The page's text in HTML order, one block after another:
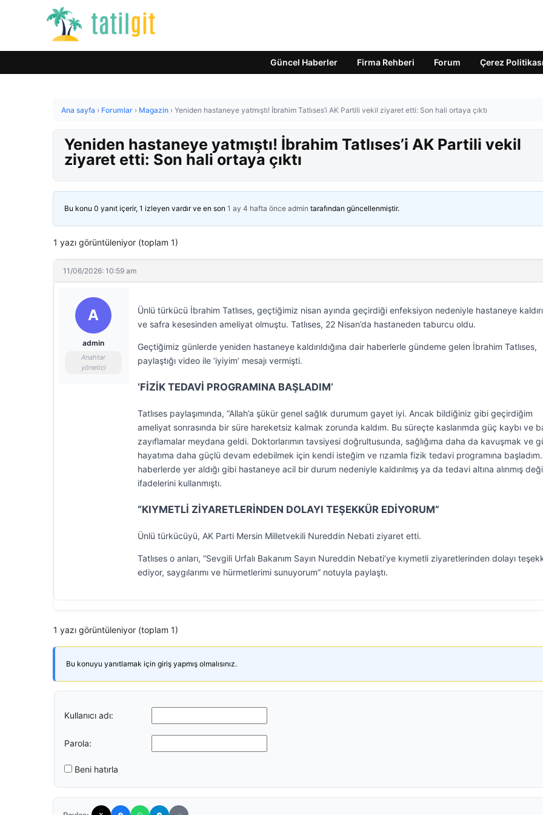
Güncel Haberler Firma Rehberi Forum Çerez Politikası
Ana sayfa › Forumlar › Magazin › Yeniden hastaneye yatmıştı! İbrahim Tatlıses’i AK Partili vekil ziyaret etti: Son hali ortaya çıktı
Yeniden hastaneye yatmıştı! İbrahim Tatlıses’i AK Partili vekil
ziyaret etti: Son hali ortaya çıktı
Bu konu 0 yanıt içerir, 1 izleyen vardır ve en son 1 ay 4 hafta önce admin tarafından güncellenmiştir.
1 yazı görüntüleniyor (toplam 1)
11/06/2026: 10:59 am
A
admin
Anahtar
yönetici
Ünlü türkücü İbrahim Tatlıses, geçtiğimiz nisan ayında geçirdiği enfeksiyon nedeniyle hastaneye
ve safra kesesinden ameliyat olmuştu. Tatlıses, 22 Nisan’da hastaneden taburcu oldu.
Geçtiğimiz günlerde yeniden hastaneye kaldırıldığına dair haberlerle gündeme gelen İbrahim Tatlıses,
paylaştığı video ile ‘iyiyim’ mesajı vermişti.
‘FİZİK TEDAVİ PROGRAMINA BAŞLADIM’
Tatlıses paylaşımında, “Allah’a şükür genel sağlık durumum gayet iyi. Ancak bildiğiniz gibi geçirdiğim
ameliyat sonrasında bir süre hareketsiz kalmak zorunda kaldım. Bu süreçte kaslarımda güç kaybı ve
zayıflamalar meydana geldi. Doktorlarımın tavsiyesi doğrultusunda, sağlığıma daha da kavuşmak ve
hayatıma daha güçlü devam edebilmek için kendi isteğim ve rızamla fizik tedavi programına başladım.
haberlerde yer aldığı gibi hastaneye acil bir durum nedeniyle kaldırılmış ya da tedavi altına alınmış
ifadelerini kullanmıştı.
“KIYMETLİ ZİYARETLERİNDEN DOLAYI TEŞEKKÜR EDİYORUM”
Ünlü türkücüyü, AK Parti Mersin Milletvekili Nureddin Nebati ziyaret etti.
Tatlıses o anları, “Sevgili Urfalı Bakanım Sayın Nureddin Nebati’ye kıymetli ziyaretlerinden dolayı
ediyor, saygılarımı ve hürmetlerimi sunuyorum” notuyla paylaştı.
1 yazı görüntüleniyor (toplam 1)
Bu konuyu yanıtlamak için giriş yapmış olmalısınız.
Kullanıcı adı:
Parola:
Beni hatırla